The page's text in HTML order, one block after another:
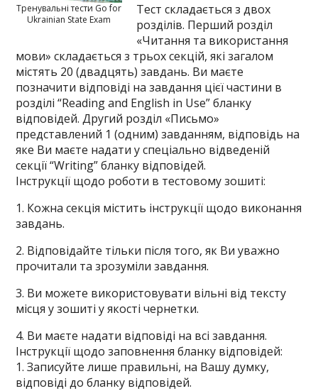
Тренувальні тести Go for
Ukrainian State Exam
Тест складається з двох
розділів. Перший розділ
«Читання та використання
мови» складається з трьох секцій, які загалом
містять 20 (двадцять) завдань. Ви маєте
позначити відповіді на завдання цієї частини в
розділі “Reading and English in Use” бланку
відповідей. Другий розділ «Письмо»
представлений 1 (одним) завданням, відповідь на
яке Ви маєте надати у спеціально відведеній
секції “Writing” бланку відповідей.
Інструкції щодо роботи в тестовому зошиті:
1. Кожна секція містить інструкції щодо виконання
завдань.
2. Відповідайте тільки після того, як Ви уважно
прочитали та зрозуміли завдання.
3. Ви можете використовувати вільні від тексту
місця у зошиті у якості чернетки.
4. Ви маєте надати відповіді на всі завдання.
Інструкції щодо заповнення бланку відповідей:
1. Записуйте лише правильні, на Вашу думку,
відповіді до бланку відповідей.